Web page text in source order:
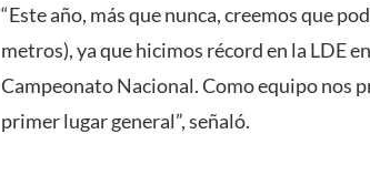
“Este año, más que nunca, creemos que
metros), ya que hicimos récord en la LDE
Campeonato Nacional. Como equipo nos
primer lugar general”, señaló.